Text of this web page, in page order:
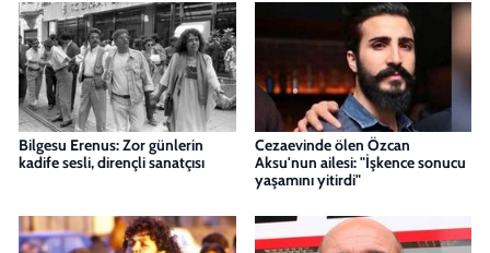
Bilgesu Erenus: Zor günlerin
kadife sesli, dirençli sanatçısı
Cezaevinde ölen Özcan
Aksu'nun ailesi: "İşkence sonucu
yaşamını yitirdi"